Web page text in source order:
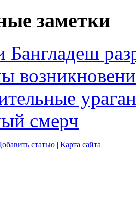
заметки
Бангладеш
смерч
статью | Карта сайта